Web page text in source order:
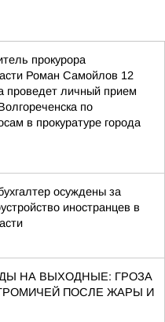
прокурора
Роман Самойлов 12
проведет личный прием
по
в прокуратуре города
осуждены за
иностранцев в
НА ВЫХОДНЫЕ: ГРОЗА
ПОСЛЕ ЖАРЫ И